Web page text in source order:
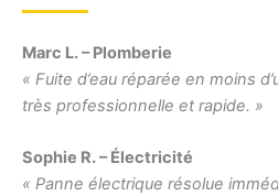
Marc L. – Plomberie
« Fuite d’eau réparée en moins
très professionnelle et rapide. »
Sophie R. – Électricité
« Panne électrique résolue